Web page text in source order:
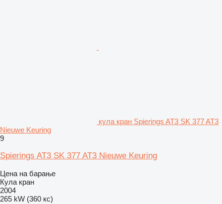
кула кран Spierings AT3 SK 377 AT3
Nieuwe Keuring
9
Spierings AT3 SK 377 AT3 Nieuwe Keuring
Цена на барање
Кула кран
2004
265 kW (360 кс)